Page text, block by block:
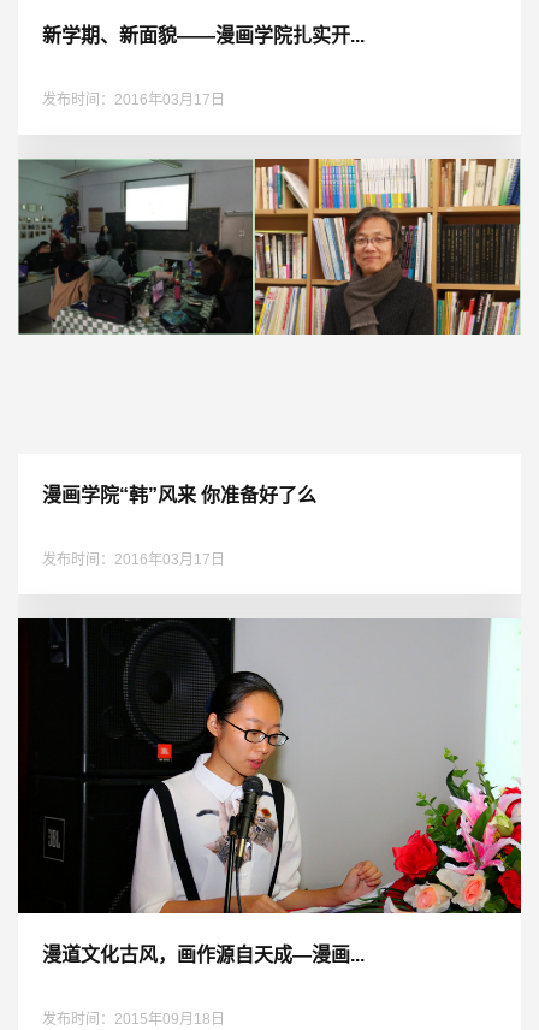
新学期、新面貌——漫画学院扎实开...
发布时间：2016年03月17日
漫画学院“韩”风来 你准备好了么
发布时间：2016年03月17日
漫道文化古风，画作源自天成—漫画...
发布时间：2015年09月18日